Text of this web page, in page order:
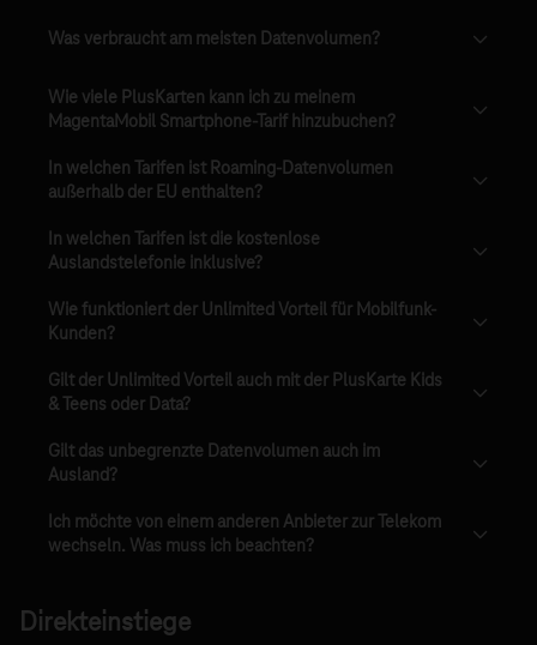
Was verbraucht am meisten Datenvolumen?
Wie viele PlusKarten kann ich zu meinem
MagentaMobil Smartphone-Tarif hinzubuchen?
In welchen Tarifen ist Roaming-Datenvolumen
außerhalb der EU enthalten?
In welchen Tarifen ist die kostenlose
Auslandstelefonie inklusive?
Wie funktioniert der Unlimited Vorteil für Mobilfunk-
Kunden?
Gilt der Unlimited Vorteil auch mit der PlusKarte Kids
& Teens oder Data?
Gilt das unbegrenzte Datenvolumen auch im
Ausland?
Ich möchte von einem anderen Anbieter zur Telekom
wechseln. Was muss ich beachten?
Direkteinstiege